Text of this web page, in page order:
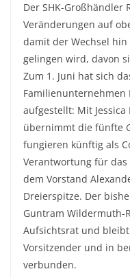
Der SHK-Großhändler
Veränderungen auf
damit der Wechsel
gelingen wird, davon
Zum 1. Juni hat sich
Familienunternehmen
aufgestellt: Mit
übernimmt die fünfte
fungieren künftig als
Verantwortung für
dem Vorstand
Dreierspitze. Der
Guntram Wildermuth-
Aufsichtsrat und
Vorsitzender und in
verbunden.